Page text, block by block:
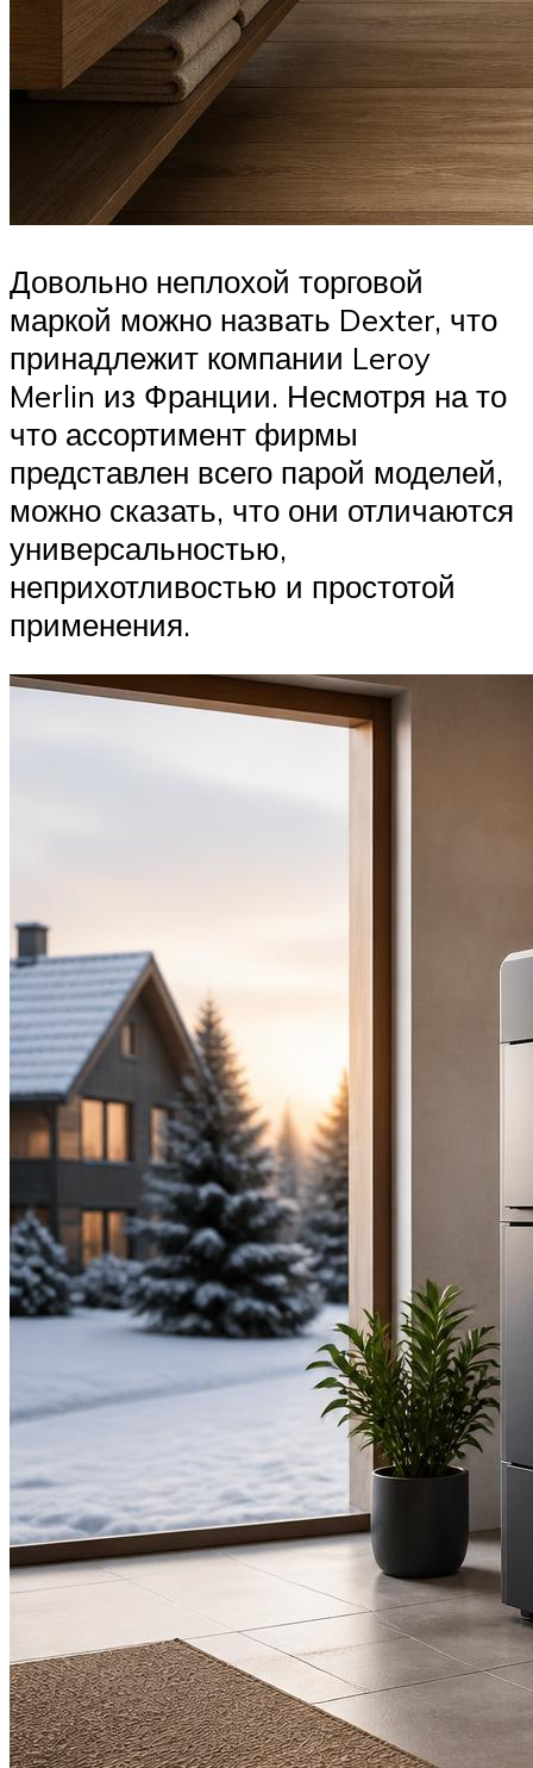
Довольно неплохой торговой
маркой можно назвать Dexter, что
принадлежит компании Leroy
Merlin из Франции. Несмотря на то
что ассортимент фирмы
представлен всего парой моделей,
можно сказать, что они отличаются
универсальностью,
неприхотливостью и простотой
применения.